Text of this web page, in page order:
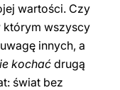
wartości. Czy
którym wszyscy
innych, a
kochać drugą
świat bez